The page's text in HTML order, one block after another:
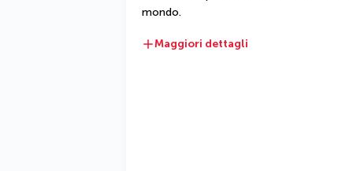
mondo.
Maggiori dettagli